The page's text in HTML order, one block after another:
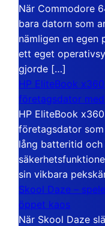
När Commodore
bara datorn som
nämligen en egen
ett eget
gjorde […]
HP EliteBook
företagsdator
HP EliteBook
företagsdator
lång batteritid
sin vikbara
Skool Daze –
öppet kaos
När Skool Daze